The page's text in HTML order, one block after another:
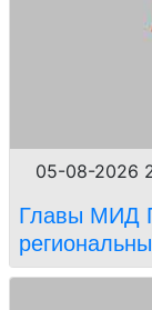
05-08-2026
Главы МИД